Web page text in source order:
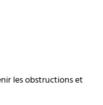
les obstructions et